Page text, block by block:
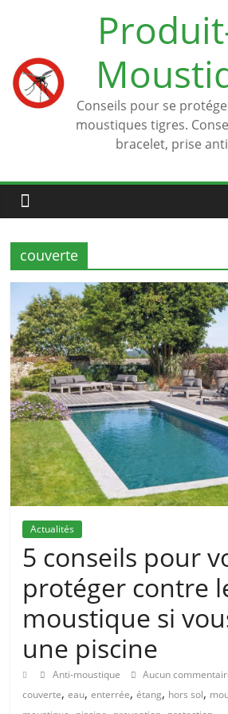
Conseils pour se
moustiques tigres.
bracelet, prise
couverte
Actualités
5 conseils pour
protéger contre
moustique si
une piscine
Anti-moustique Aucun
couverte,eau,enterrée,étang, hors sol,